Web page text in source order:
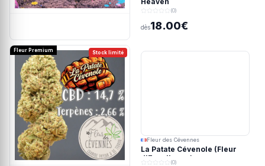
(0)
dès18.00€
Stock limité
Fleur Premium
Fleur des Cévennes
La Patate Cévenole (Fleur
d'Excellence)
(0)